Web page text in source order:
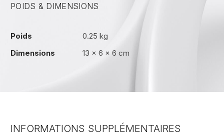
POIDS & DIMENSIONS
Poids
0.25 kg
Dimensions
13 × 6 × 6 cm
INFORMATIONS SUPPLÉMENTAIRES